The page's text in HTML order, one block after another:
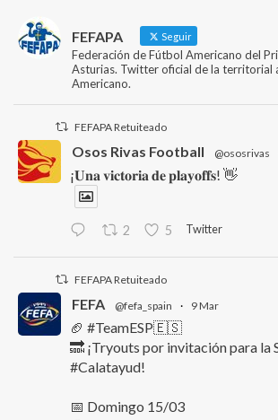
FEFAPA Seguir
Federación de Fútbol Americano del
Asturias. Twitter oficial de la territorial
Americano.
FEFAPA Retuiteado
Osos Rivas Football @ososrivas
¡𝐔𝐧𝐚 𝐯𝐢𝐜𝐭𝐨𝐫𝐢𝐚 𝐝𝐞 𝐩𝐥𝐚𝐲𝐨𝐟𝐟𝐬! 👋
2 5 Twitter
FEFAPA Retuiteado
FEFA @fefa_spain · 9 Mar
🏈 #TeamESP🇪🇸
🔜 ¡Tryouts por invitación para la
#Calatayud!
📅 Domingo 15/03